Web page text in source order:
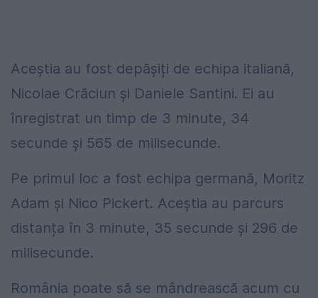
Aceștia au fost depășiți de echipa italiană,
Nicolae Crăciun și Daniele Santini. Ei au
înregistrat un timp de 3 minute, 34
secunde și 565 de milisecunde.
Pe primul loc a fost echipa germană, Moritz
Adam și Nico Pickert. Aceștia au parcurs
distanța în 3 minute, 35 secunde și 296 de
milisecunde.
România poate să se mândrească acum cu